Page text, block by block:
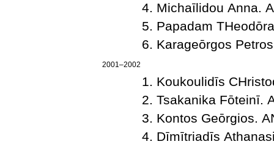
Michaīlidou Anna.
Papadam
Karageōrgos
2001–2002
Koukoulidīs
Tsakanika Fōteinī.
Kontos Geōrgios.
Dīmītriadīs